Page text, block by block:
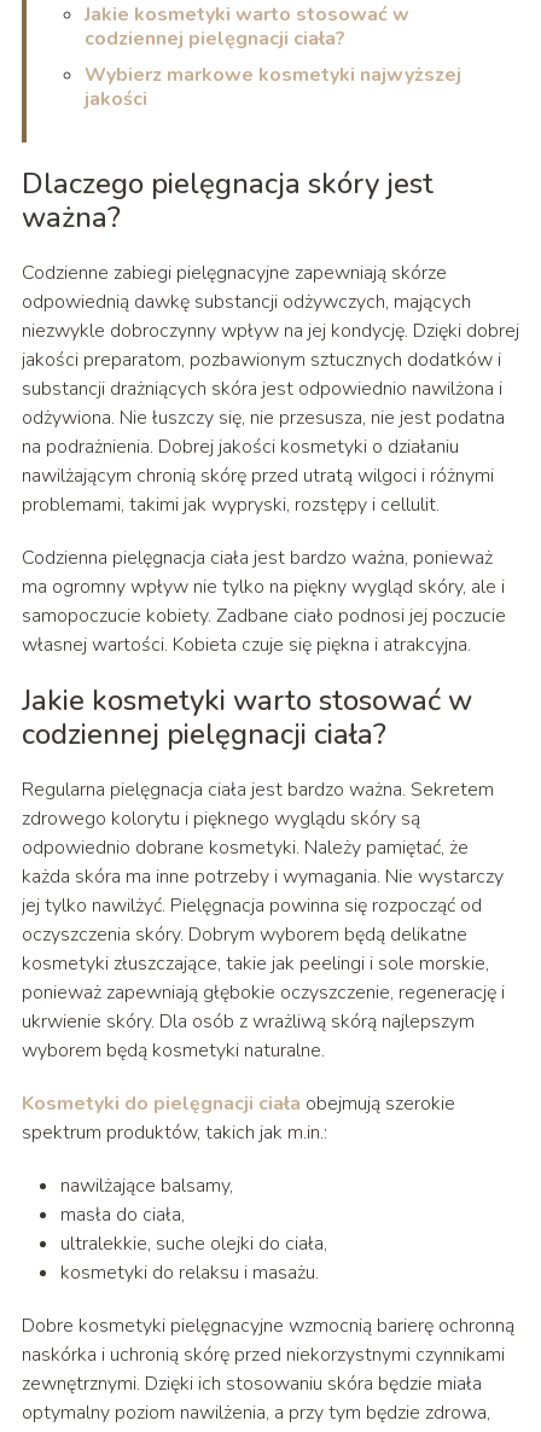
Jakie kosmetyki warto stosować w
codziennej pielęgnacji ciała?
Wybierz markowe kosmetyki najwyższej
jakości
Dlaczego pielęgnacja skóry jest
ważna?
Codzienne zabiegi pielęgnacyjne zapewniają skórze
odpowiednią dawkę substancji odżywczych, mających
niezwykle dobroczynny wpływ na jej kondycję. Dzięki dobrej
jakości preparatom, pozbawionym sztucznych dodatków i
substancji drażniących skóra jest odpowiednio nawilżona i
odżywiona. Nie łuszczy się, nie przesusza, nie jest podatna
na podrażnienia. Dobrej jakości kosmetyki o działaniu
nawilżającym chronią skórę przed utratą wilgoci i różnymi
problemami, takimi jak wypryski, rozstępy i cellulit.
Codzienna pielęgnacja ciała jest bardzo ważna, ponieważ
ma ogromny wpływ nie tylko na piękny wygląd skóry, ale i
samopoczucie kobiety. Zadbane ciało podnosi jej poczucie
własnej wartości. Kobieta czuje się piękna i atrakcyjna.
Jakie kosmetyki warto stosować w
codziennej pielęgnacji ciała?
Regularna pielęgnacja ciała jest bardzo ważna. Sekretem
zdrowego kolorytu i pięknego wyglądu skóry są
odpowiednio dobrane kosmetyki. Należy pamiętać, że
każda skóra ma inne potrzeby i wymagania. Nie wystarczy
jej tylko nawilżyć. Pielęgnacja powinna się rozpocząć od
oczyszczenia skóry. Dobrym wyborem będą delikatne
kosmetyki złuszczające, takie jak peelingi i sole morskie,
ponieważ zapewniają głębokie oczyszczenie, regenerację i
ukrwienie skóry. Dla osób z wrażliwą skórą najlepszym
wyborem będą kosmetyki naturalne.
Kosmetyki do pielęgnacji ciała obejmują szerokie
spektrum produktów, takich jak m.in.:
nawilżające balsamy,
masła do ciała,
ultralekkie, suche olejki do ciała,
kosmetyki do relaksu i masażu.
Dobre kosmetyki pielęgnacyjne wzmocnią barierę ochronną
naskórka i uchronią skórę przed niekorzystnymi czynnikami
zewnętrznymi. Dzięki ich stosowaniu skóra będzie miała
optymalny poziom nawilżenia, a przy tym będzie zdrowa,